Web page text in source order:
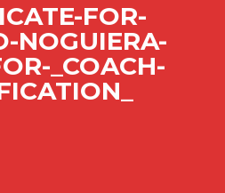
FOR-
NOGUIERA-
_COACH-